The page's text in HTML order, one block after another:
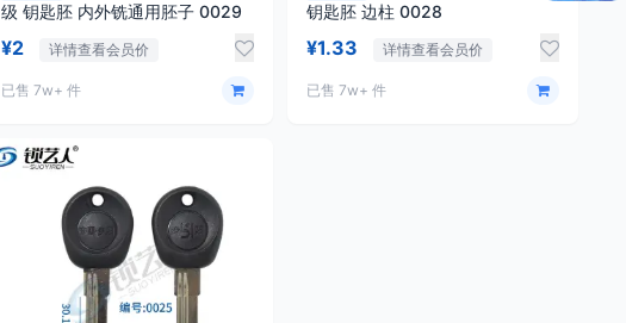
级 钥匙胚 内外铣通用胚子 0029
¥2 详情查看会员价
已售 7w+ 件
钥匙胚 边柱 0028
¥1.33 详情查看会员价
已售 7w+ 件